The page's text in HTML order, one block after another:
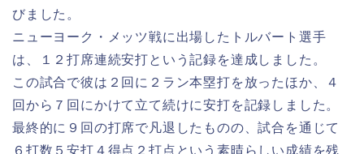
びました。
ニューヨーク・メッツ戦に出場したトルバート選手
は、１２打席連続安打という記録を達成しました。
この試合で彼は２回に２ラン本塁打を放ったほか、４
回から７回にかけて立て続けに安打を記録しました。
最終的に９回の打席で凡退したものの、試合を通じて
６打数５安打４得点２打点という素晴らしい成績を残